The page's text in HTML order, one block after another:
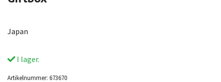
Japan
I lager.
Artikelnummer: 673670